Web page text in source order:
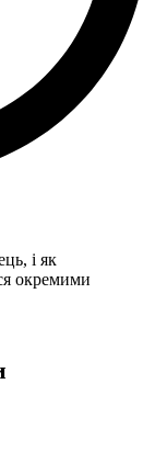
і як
окремими